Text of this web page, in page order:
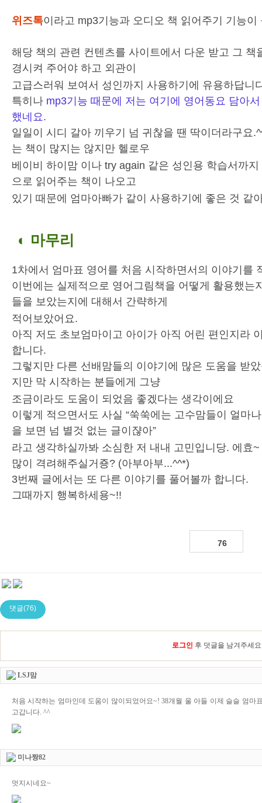
위즈톡이라고 mp3기능과 오디오 책 읽어주기 기능이
해당 책의 관련 컨텐츠를 사이트에서 다운 받고 그 책
경시켜 주어야 하고 외관이
고급스러워 보여서 성인까지 사용하기에 유용하답니
특히나 mp3기능 때문에 저는 여기에 영어동요 담아
했네요.
일일이 시디 갈아 끼우기 넘 귀찮을 땐 딱이더라구요
는 책이 많지는 않지만 헬로우
베이비 하이맘 이나 try again 같은 성인용 학습서까
으로 읽어주는 책이 나오고
있기 때문에 엄마아빠가 같이 사용하기에 좋은 것 같
◐ 마무리
1차에서 엄마표 영어를 처음 시작하면서의 이야기를
이번에는 실제적으로 영어그림책을 어떻게 활용했는
들을 보았는지에 대해서 간략하게
적어보았어요.
아직 저도 초보엄마이고 아이가 아직 어린 편인지라
합니다.
그렇지만 다른 선배맘들의 이야기에 많은 도움을 받
지만 막 시작하는 분들에게 그냥
조금이라도 도움이 되었음 좋겠다는 생각이에요
이렇게 적으면서도 사실 “쑥쑥에는 고수맘들이 얼마
을 보면 넘 별것 없는 글이쟎아”
라고 생각하실까봐 소심한 저 내내 고민입니당. 에효~
많이 격려해주실거죵? (아부아부...^^*)
3번째 글에서는 또 다른 이야기를 풀어볼까 합니다.
그때까지 행복하세용~!!
76
댓글(76)
로그인 후 덧글을 남겨주세요
LSJ맘
처음 시작하는 엄마인데 도움이 많이되었어요~! 38개월 울 아들 이제 슬슬 엄마
고갑니다. ^^
미나짱82
멋지시네요~